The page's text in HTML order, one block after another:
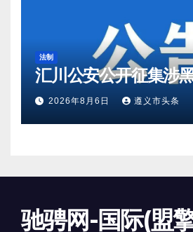
法制
汇川公安公开征集涉
2026年8月6日 遵义市头条
驰骋网-国际(盟